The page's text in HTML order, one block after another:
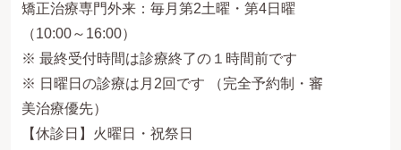
矯正治療専門外来：毎月第2土曜・第4日曜
（10:00～16:00）
※ 最終受付時間は診療終了の１時間前です
※ 日曜日の診療は月2回です （完全予約制・審
美治療優先）
【休診日】火曜日・祝祭日